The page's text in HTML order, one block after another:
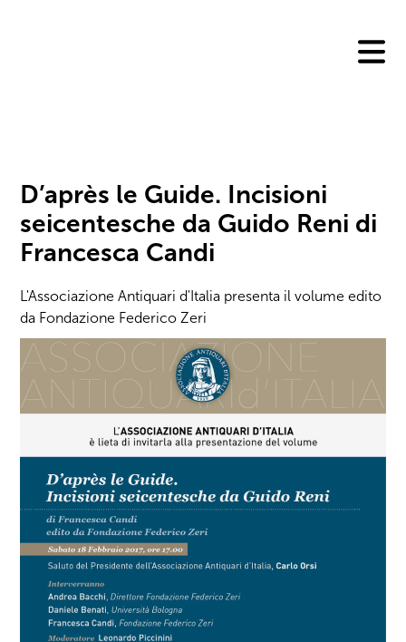
D’après le Guide. Incisioni
seicentesche da Guido Reni di
Francesca Candi
L'Associazione Antiquari d'Italia presenta il volume edito
da Fondazione Federico Zeri